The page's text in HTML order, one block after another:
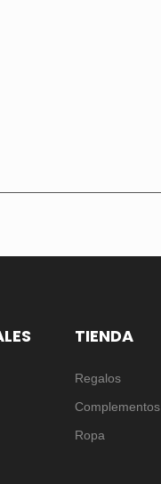
TIENDA
Regalos
Complementos
Ropa